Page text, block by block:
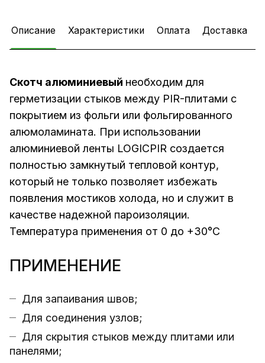
Описание Характеристики Оплата Доставка
Скотч алюминиевый необходим для
герметизации стыков между PIR-плитами с
покрытием из фольги или фольгированного
алюмоламината. При использовании
алюминиевой ленты LOGICPIR создается
полностью замкнутый тепловой контур,
который не только позволяет избежать
появления мостиков холода, но и служит в
качестве надежной пароизоляции.
Температура применения от 0 до +30°С
ПРИМЕНЕНИЕ
Для запаивания швов;
Для соединения узлов;
Для скрытия стыков между плитами или
панелями;